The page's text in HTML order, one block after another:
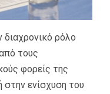
ρόλο
τους
φορείς της
ενίσχυση του